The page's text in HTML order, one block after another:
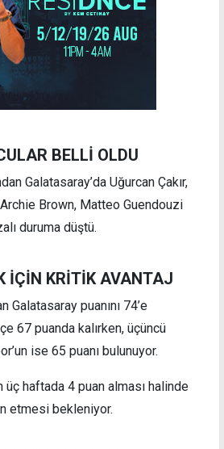
BELLİ OLDU
Galatasaray’da Uğurcan Çakır,
Brown, Matteo Guendouzi
duruma düştü.
İÇİN KRİTİK AVANTAJ
Galatasaray puanını 74’e
67 puanda kalırken, üçüncü
ise 65 puanı bulunuyor.
üç haftada 4 puan alması halinde
etmesi bekleniyor.